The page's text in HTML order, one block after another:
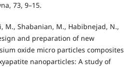
73, 9–15.
M., Shabanian, M., Habibnejad, N.,
and preparation of new
oxide micro particles composites
nanoparticles: A study of